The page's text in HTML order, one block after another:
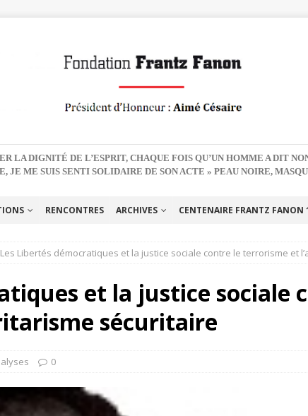
LA DIGNITÉ DE L’ESPRIT, CHAQUE FOIS QU’UN HOMME A DIT
JE ME SUIS SENTI SOLIDAIRE DE SON ACTE » PEAU NOIRE,
RENCONTRES ARCHIVES CENTENAIRE FRANTZ FANON
Les Libertés démocratiques et la justice sociale contre le terrorisme et
et la justice sociale
sécuritaire
0